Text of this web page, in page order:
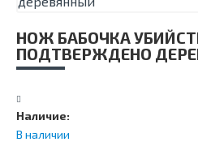
НОЖ БАБОЧКА
ПОДТВЕРЖДЕНО
Наличие:
В наличии